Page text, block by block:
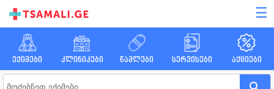
☰
ექიმები კლინიკები წამლები სერვისები აქციები